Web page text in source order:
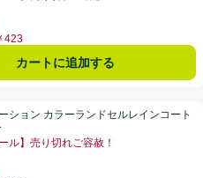
423
カートに追加する
セルレインコート 120cm ブルー
ション カラーランドセルレインコート
ル】売り切れご容赦！